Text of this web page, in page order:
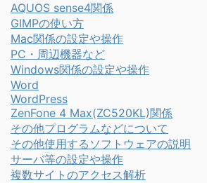
AQUOS sense4関係
GIMPの使い方
Mac関係の設定や操作
PC・周辺機器など
Windows関係の設定や操作
Word
WordPress
ZenFone 4 Max(ZC520KL)関係
その他プログラムなどについて
その他使用するソフトウェアの説明
サーバ等の設定や操作
複数サイトのアクセス解析